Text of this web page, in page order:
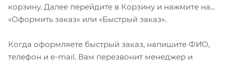
корзину. Далее перейдите в Корзину и нажмите на
«Оформить заказ» или «Быстрый заказ».
Когда оформляете быстрый заказ, напишите ФИО,
телефон и e-mail. Вам перезвонит менеджер и